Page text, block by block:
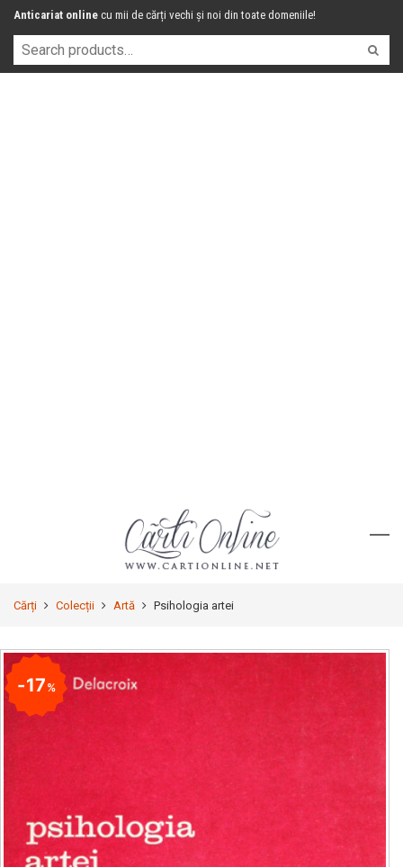
Anticariat online cu mii de cărți vechi și noi din toate domeniile!
Cărți Colecții Artă Psihologia artei
17%